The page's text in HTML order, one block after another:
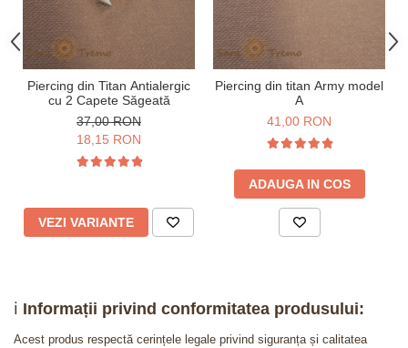
Piercing din Titan Antialergic
cu 2 Capete Săgeată
37,00 RON
18,15 RON
VEZI VARIANTE
Piercing din titan Army model
A
41,00 RON
ADAUGA IN COS
ℹ️ Informații privind conformitatea produsului:
Acest produs respectă cerințele legale privind siguranța și calitatea